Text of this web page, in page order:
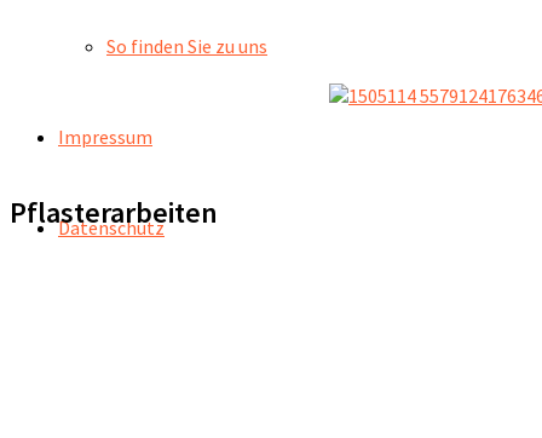
So finden Sie zu uns
Impressum
Datenschutz
Pflasterarbeiten